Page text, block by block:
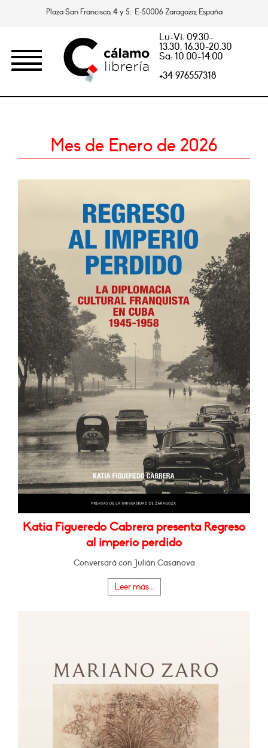
Plaza San Francisco, 4 y 5. E-50006 Zaragoza, España
Lu-Vi: 09.30-
13.30, 16.30-20.30
Sa: 10.00-14.00
+34 976557318
Mes de Enero de 2026
Katia Figueredo Cabrera presenta Regreso
al imperio perdido
Conversará con Julián Casanova
Leer más...